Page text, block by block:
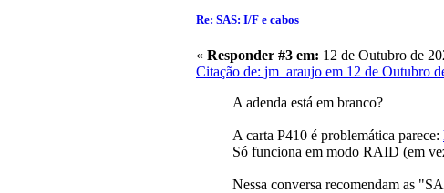
Re: SAS: I/F e cabos
« Responder #3 em: 12 de Outubro de
Citação de: jm_araujo em 12 de Outubro
A adenda está em branco?
A carta P410 é problemática parece:
Só funciona em modo RAID (em
Nessa conversa recomendam as